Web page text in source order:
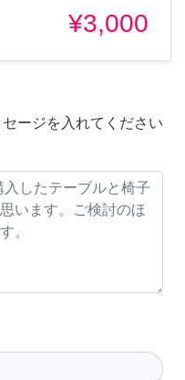
¥3,000
ージを入れてください